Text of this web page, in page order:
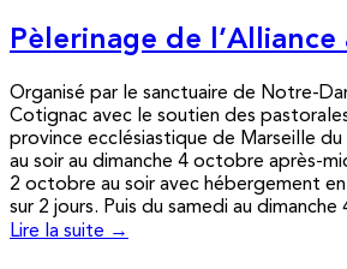
Pèlerinage de l’Alliance
Organisé par le sanctuaire de Notre-
Cotignac avec le soutien des
province ecclésiastique de Marseille
au soir au dimanche 4 octobre après-
2 octobre au soir avec hébergement
sur 2 jours. Puis du samedi au
Lire la suite →